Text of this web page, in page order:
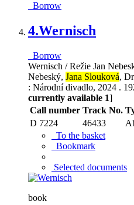
Borrow
4.Wernisch
Borrow
Wernisch / Režie Jan
Nebeský, Jana Slouková,
: Národní divadlo, 2024 .
currently available 1]
Call number Track No.
D 7224
46433
To the basket
Bookmark
Selected documents
book